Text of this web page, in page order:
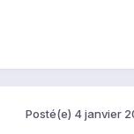
Posté(e) 4 janvier